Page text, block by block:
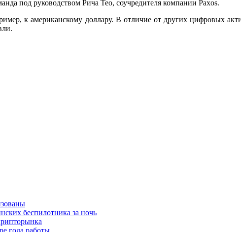
под руководством Рича Тео, соучредителя компании Paxos.
к американскому доллару. В отличие от других цифровых
беспилотника за ночь
года работы